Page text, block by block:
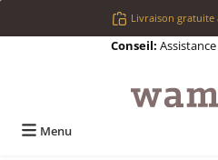
Passer au contenu principalLivraison gratuite
Conseil:
Menu